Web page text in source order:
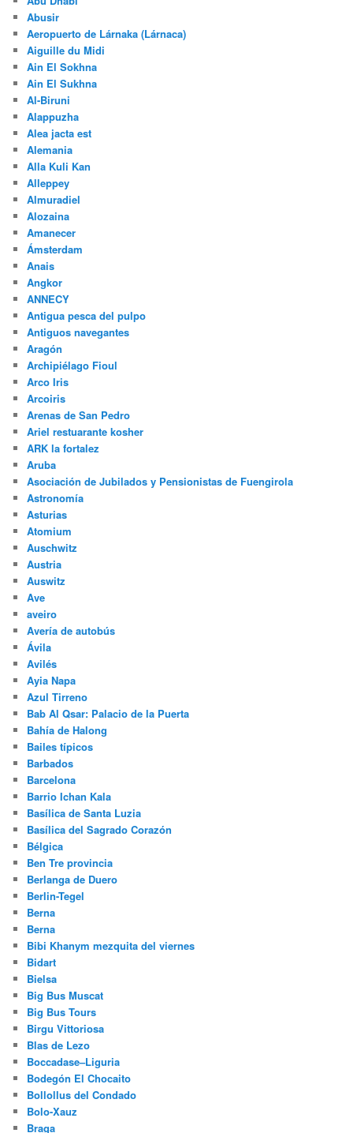
Abusir
Aeropuerto de Lárnaka (Lárnaca)
Aiguille du Midi
Ain El Sokhna
Ain El Sukhna
Al-Biruni
Alappuzha
Alea jacta est
Alemania
Alla Kuli Kan
Alleppey
Almuradiel
Alozaina
Amanecer
Ámsterdam
Anais
Angkor
ANNECY
Antigua pesca del pulpo
Antiguos navegantes
Aragón
Archipiélago Fioul
Arco Iris
Arcoiris
Arenas de San Pedro
Ariel restuarante kosher
ARK la fortalez
Aruba
Asociación de Jubilados y Pensionistas de Fuengirola
Astronomía
Asturias
Atomium
Auschwitz
Austria
Auswitz
Ave
aveiro
Avería de autobús
Ávila
Avilés
Ayia Napa
Azul Tirreno
Bab Al Qsar: Palacio de la Puerta
Bahía de Halong
Bailes típicos
Barbados
Barcelona
Barrio Ichan Kala
Basílica de Santa Luzia
Basílica del Sagrado Corazón
Bélgica
Ben Tre provincia
Berlanga de Duero
Berlin-Tegel
Berna
Berna
Bibi Khanym mezquita del viernes
Bidart
Bielsa
Big Bus Muscat
Big Bus Tours
Birgu Vittoriosa
Blas de Lezo
Boccadase–Liguria
Bodegón El Chocaito
Bollollus del Condado
Bolo-Xauz
Braga